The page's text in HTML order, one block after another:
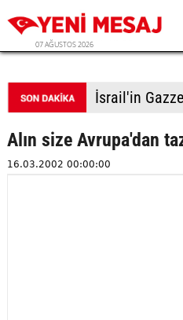
07 AĞUSTOS 2026
Alın size Avrupa'dan
16.03.2002 00:00:00